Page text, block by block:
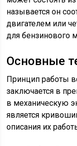
называется он
двигателем или
для бензинового
Основные
Принцип работы
заключается в
в механическую
является
описания их